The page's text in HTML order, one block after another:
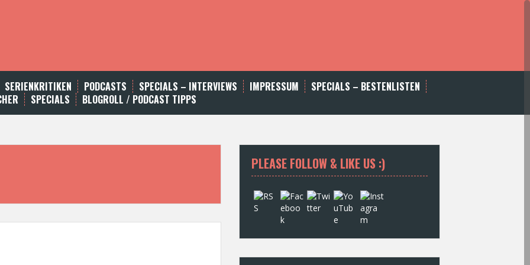
SERIENKRITIKEN PODCASTS SPECIALS – INTERVIEWS IMPRESSUM
SPECIALS – BESTENLISTEN
SPECIALS BLOGROLL / PODCAST TIPPS
PLEASE FOLLOW & LIKE US :)